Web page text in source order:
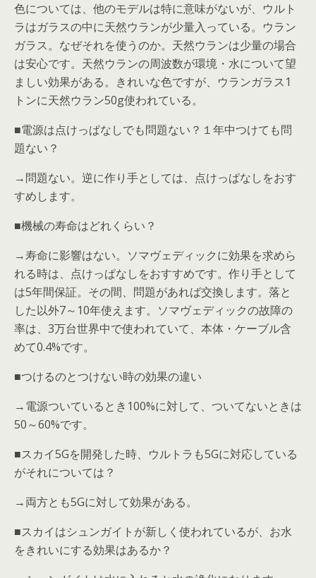
色については、他のモデルは特に意味がないが、ウルト
ラはガラスの中に天然ウランが少量入っている。ウラン
ガラス。なぜそれを使うのか。天然ウランは少量の場合
は安心です。天然ウランの周波数が環境・水について望
ましい効果がある。きれいな色ですが、ウランガラス1
トンに天然ウラン50g使われている。
■電源は点けっぱなしでも問題ない？１年中つけても問
題ない？
→問題ない。逆に作り手としては、点けっぱなしをおす
すめします。
■機械の寿命はどれくらい？
→寿命に影響はない。ソマヴェディックに効果を求めら
れる時は、点けっぱなしをおすすめです。作り手として
は5年間保証。その間、問題があれば交換します。落と
した以外7～10年使えます。ソマヴェディックの故障の
率は、3万台世界中で使われていて、本体・ケーブル含
めて0.4%です。
■つけるのとつけない時の効果の違い
→電源ついているとき100%に対して、ついてないときは
50～60%です。
■スカイ5Gを開発した時、ウルトラも5Gに対応している
がそれについては？
→両方とも5Gに対して効果がある。
■スカイはシュンガイトが新しく使われているが、お水
をきれいにする効果はあるか？